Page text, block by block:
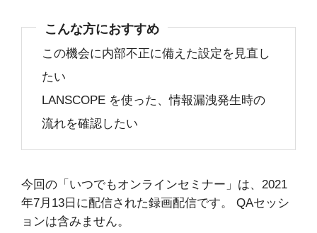
こんな方におすすめ
この機会に内部不正に備えた設定を見直し
たい
LANSCOPE を使った、情報漏洩発生時の
流れを確認したい
今回の「いつでもオンラインセミナー」は、2021
年7月13日に配信された録画配信です。 QAセッシ
ョンは含みません。